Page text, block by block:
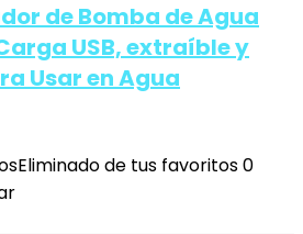
de Bomba de Agua
USB, extraíble y
Usar en Agua
Eliminado de tus favoritos0